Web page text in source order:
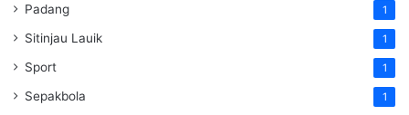
Padang 1
Sitinjau Lauik 1
Sport 1
Sepakbola 1